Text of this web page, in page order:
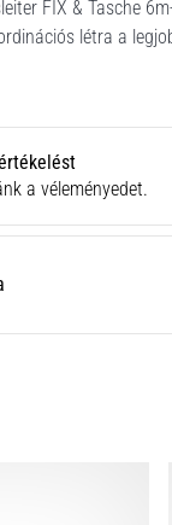
FIX & Tasche
létra a
a véleményedet.